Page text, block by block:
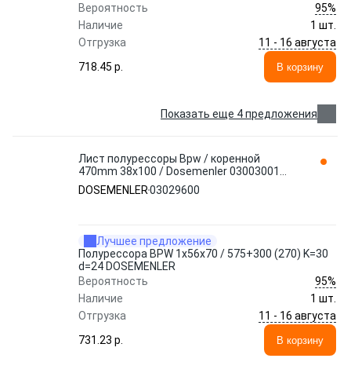
Вероятность
95%
Наличие
1 шт.
Отгрузка
11 - 16 августа
718.45 p.
В корзину
Показать еще 4 предложения
Лист полурессоры Bpw / коренной
470mm 38x100 / Dosemenler 03003001
03029600
DOSEMENLER03029600
Лучшее предложение
Полурессора BPW 1x56x70 / 575+300 (270) K=30
d=24 DOSEMENLER
Вероятность
95%
Наличие
1 шт.
Отгрузка
11 - 16 августа
731.23 p.
В корзину